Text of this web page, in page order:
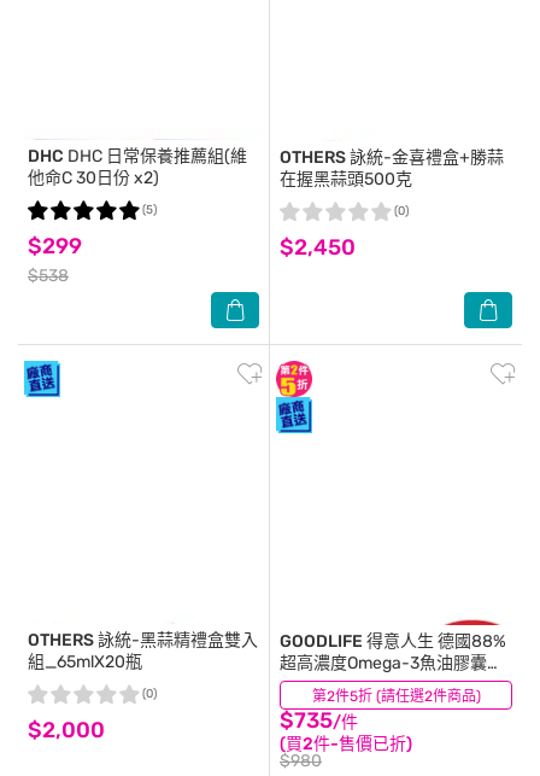
DHC DHC 日常保養推薦組(維
他命C 30日份 x2)
$299
$538
(5)
OTHERS詠統-金喜禮盒+勝蒜
在握黑蒜頭500克
$2,450
(0)
OTHERS詠統-黑蒜精禮盒雙入
組_65mlX20瓶
$2,000
(0) 第2件5折 (請任選2件商品)
GOODLIFE 得意人生 德國88%
超高濃度Omega-3魚油膠囊
(30粒/盒)
$735/件
(買2件-售價已折)
$980
(0)